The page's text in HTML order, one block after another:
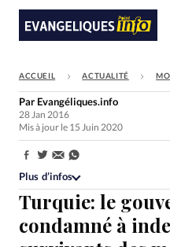
Faire un don
Société
Monde
Bible
ACCUEIL ACTUALITÉ
Turquie: le
condamné à
Par Evangéliques.info
28 Jan 2016
Mis à jour le 15 Juin 2020
Partager:
Plus d’infos